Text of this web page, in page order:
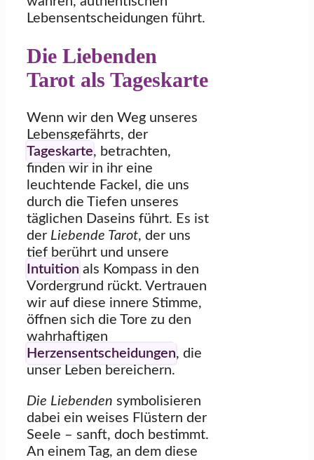
Lebensentscheidungen führt.
Die Liebenden
Tarot als Tageskarte
Wenn wir den Weg unseres
Lebensgefährts, der
Tageskarte, betrachten,
finden wir in ihr eine
leuchtende Fackel, die uns
durch die Tiefen unseres
täglichen Daseins führt. Es ist
der Liebende Tarot, der uns
tief berührt und unsere
Intuition als Kompass in den
Vordergrund rückt. Vertrauen
wir auf diese innere Stimme,
öffnen sich die Tore zu den
wahrhaftigen
Herzensentscheidungen, die
unser Leben bereichern.
Die Liebenden symbolisieren
dabei ein weises Flüstern der
Seele – sanft, doch bestimmt.
An einem Tag, an dem diese